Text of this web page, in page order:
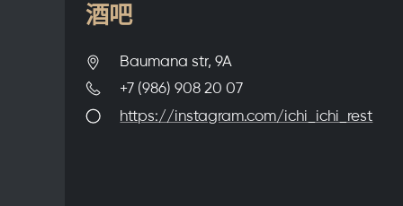
酒吧
Baumana str, 9A
+7 (986) 908 20 07
https://instagram.com/ichi_ichi_rest